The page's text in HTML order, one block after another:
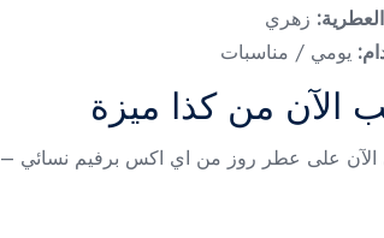
العطرية: زهري
يومي / مناسبات
الآن من كذا ميزة
روز من اي اكس برفيم نسائي – 100 مل من كذا ميزة واستمتعي برائحة زهرية ناعمة تضيف لكِ لمسة من الأناقة والانتعاش في كل وقت.